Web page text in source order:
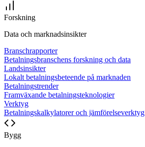
Forskning
Data och marknadsinsikter
Branschrapporter
Betalningsbranschens forskning och data
Landsinsikter
Lokalt betalningsbeteende på marknaden
Betalningstrender
Framväxande betalningsteknologier
Verktyg
Betalningskalkylatorer och jämförelseverktyg
Bygg